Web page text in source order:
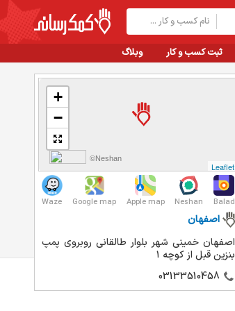
وبلاگ ثبت کسب و کار
+
−
Leaflet
©Neshan
Balad
Neshan
Apple map
Google map
Waze
اصفهان
اصفهان خمینی شهر بلوار طالقانی روبروی پمپ
بنزین قبل از کوچه ۱
03133510458